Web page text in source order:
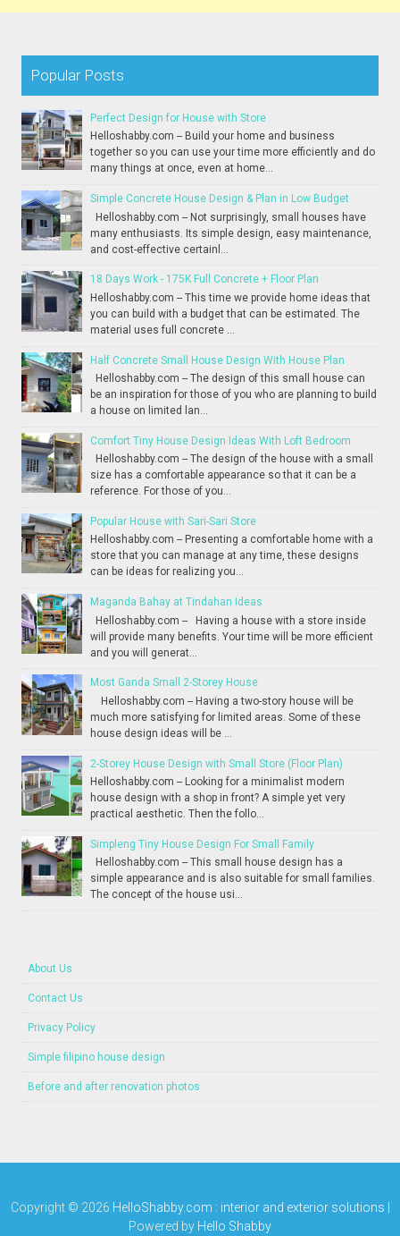
Popular Posts
Perfect Design for House with Store
Helloshabby.com -- Build your home and business
together so you can use your time more efficiently and do
many things at once, even at home...
Simple Concrete House Design & Plan in Low Budget
Helloshabby.com -- Not surprisingly, small houses have
many enthusiasts. Its simple design, easy maintenance,
and cost-effective certainl...
18 Days Work - 175K Full Concrete + Floor Plan
Helloshabby.com -- This time we provide home ideas that
you can build with a budget that can be estimated. The
material uses full concrete ...
Half Concrete Small House Design With House Plan
Helloshabby.com -- The design of this small house can
be an inspiration for those of you who are planning to build
a house on limited lan...
Comfort Tiny House Design Ideas With Loft Bedroom
Helloshabby.com -- The design of the house with a small
size has a comfortable appearance so that it can be a
reference. For those of you...
Popular House with Sari-Sari Store
Helloshabby.com -- Presenting a comfortable home with a
store that you can manage at any time, these designs
can be ideas for realizing you...
Maganda Bahay at Tindahan Ideas
Helloshabby.com -- Having a house with a store inside
will provide many benefits. Your time will be more efficient
and you will generat...
Most Ganda Small 2-Storey House
Helloshabby.com -- Having a two-story house will be
much more satisfying for limited areas. Some of these
house design ideas will be ...
2-Storey House Design with Small Store (Floor Plan)
Helloshabby.com -- Looking for a minimalist modern
house design with a shop in front? A simple yet very
practical aesthetic. Then the follo...
Simpleng Tiny House Design For Small Family
Helloshabby.com -- This small house design has a
simple appearance and is also suitable for small families.
The concept of the house usi...
About Us
Contact Us
Privacy Policy
Simple filipino house design
Before and after renovation photos
Copyright © 2026 HelloShabby.com : interior and exterior solutions
Powered by Hello Shabby